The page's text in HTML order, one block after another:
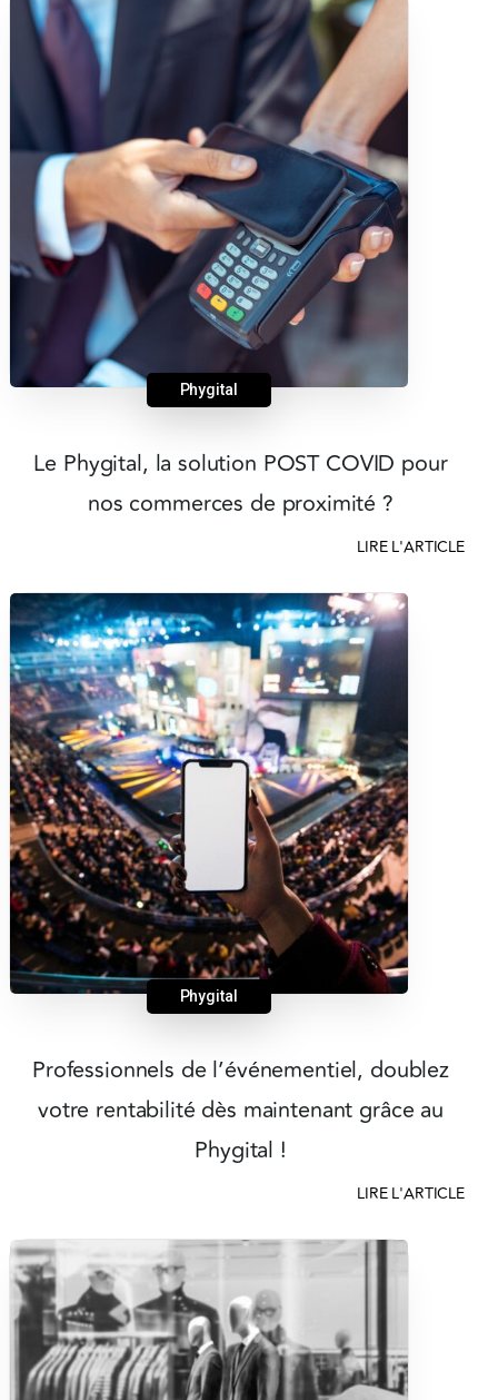
Phygital
Le Phygital, la solution POST COVID pour
nos commerces de proximité ?
LIRE L'ARTICLE
Phygital
Professionnels de l’événementiel, doublez
votre rentabilité dès maintenant grâce au
Phygital !
LIRE L'ARTICLE